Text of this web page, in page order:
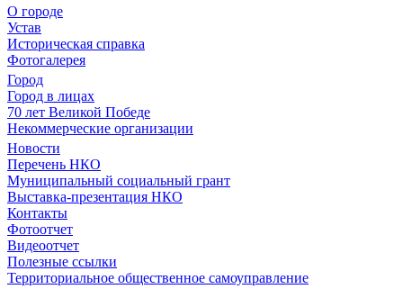
О городе
Устав
Историческая справка
Фотогалерея
Город
Город в лицах
70 лет Великой Победе
Некоммерческие организации
Новости
Перечень НКО
Муниципальный социальный грант
Выставка-презентация НКО
Контакты
Фотоотчет
Видеоотчет
Полезные ссылки
Территориальное общественное самоуправление